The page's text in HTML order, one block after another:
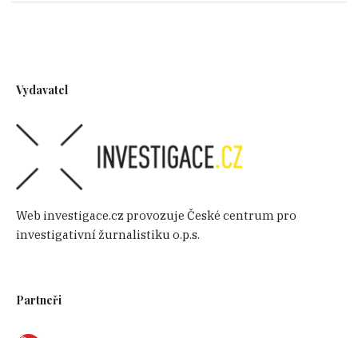
Vydavatel
Web investigace.cz provozuje České centrum pro
investigativní žurnalistiku o.p.s.
Partneři